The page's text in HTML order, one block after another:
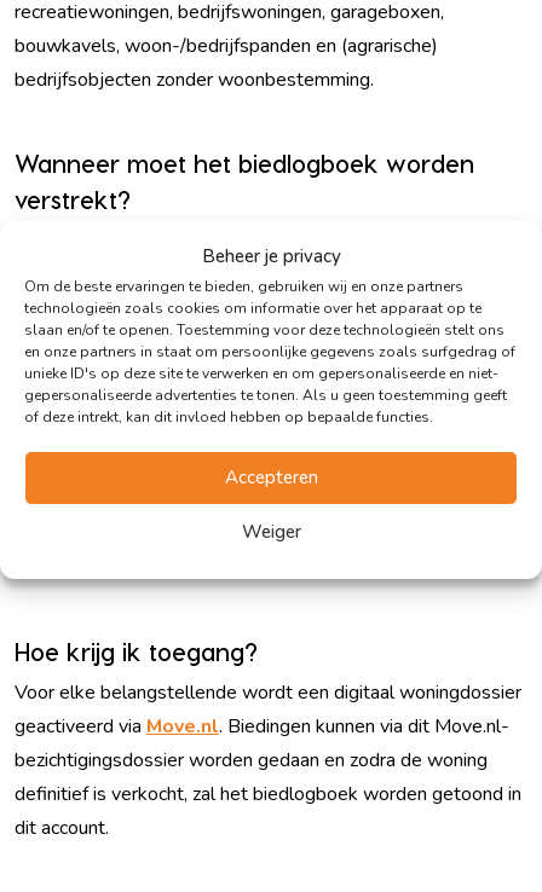
Beheer je privacy
Om de beste ervaringen te bieden, gebruiken wij en onze partners
technologieën zoals cookies om informatie over het apparaat op te
slaan en/of te openen. Toestemming voor deze technologieën stelt ons
en onze partners in staat om persoonlijke gegevens zoals surfgedrag of
unieke ID's op deze site te verwerken en om gepersonaliseerde en niet-
gepersonaliseerde advertenties te tonen. Als u geen toestemming geeft
of deze intrekt, kan dit invloed hebben op bepaalde functies.
Accepteren
Weiger
recreatiewoningen, bedrijfswoningen, garageboxen,
bouwkavels, woon-/bedrijfspanden en (agrarische)
bedrijfsobjecten zonder woonbestemming.
Wanneer moet het biedlogboek worden
verstrekt?
ontbindende voorwaarden beschikbaar voor alle kandidaat-
kopers via hun eigenMove.nl dossier.
Wie heeft recht op inzage?
Alleen kandidaat-kopers, dat zijn belangstellenden die een
bod hebben uitgebracht. Potentiële kopers die bijvoorbeeld
wel bezichtigd hebben maar die geen bod hebben
uitgebracht hebben geen recht op inzage van de biedingen in
Hoe krijg ik toegang?
Voor elke belangstellende wordt een digitaal woningdossier
geactiveerd via Move.nl. Biedingen kunnen via dit Move.nl-
bezichtigingsdossier worden gedaan en zodra de woning
definitief is verkocht, zal het biedlogboek worden getoond in
dit account.